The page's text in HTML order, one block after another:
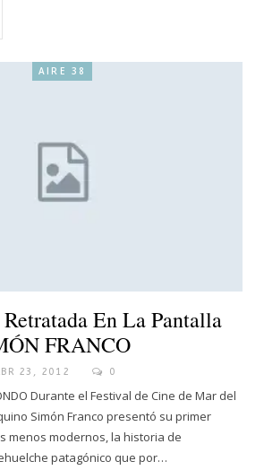
AIRE 38
En La Pantalla
FRANCO
23, 2012 0
Durante el Festival de Cine de Mar del
Simón Franco presentó su primer
menos modernos, la historia de
patagónico que por…